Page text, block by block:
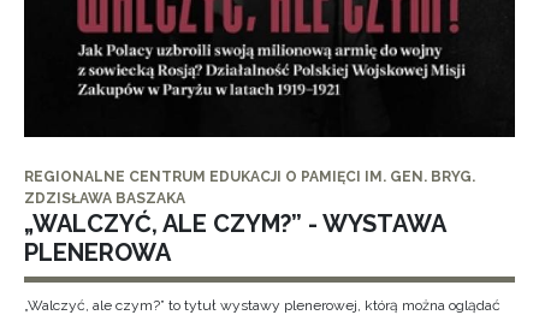
REGIONALNE CENTRUM EDUKACJI O PAMIĘCI IM. GEN. BRYG.
ZDZISŁAWA BASZAKA
„WALCZYĆ, ALE CZYM?” - WYSTAWA
PLENEROWA
„Walczyć, ale czym?” to tytuł wystawy plenerowej, którą można oglądać